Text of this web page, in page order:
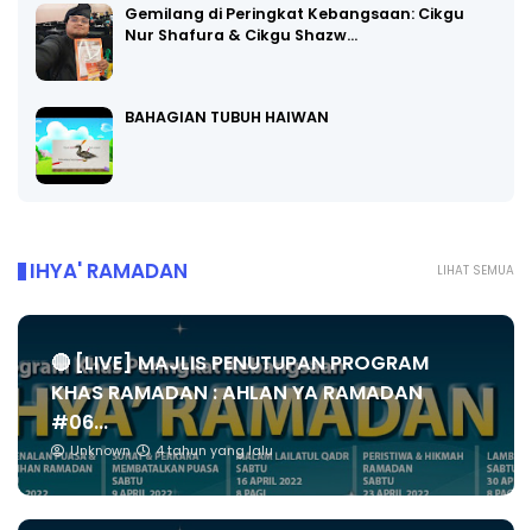
Gemilang di Peringkat Kebangsaan: Cikgu
Nur Shafura & Cikgu Shazw…
BAHAGIAN TUBUH HAIWAN
LIHAT SEMUA
IHYA' RAMADAN
🔴 [LIVE] MAJLIS PENUTUPAN PROGRAM
KHAS RAMADAN : AHLAN YA RAMADAN
#06...
Unknown 4 tahun yang lalu